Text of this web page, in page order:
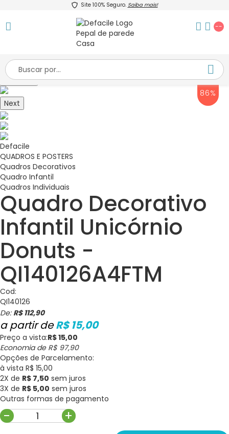
Site 100% Seguro. Saiba mais!
--
Previous
Next
86%
Defacile
QUADROS E POSTERS
Quadros Decorativos
Quadro Infantil
Quadros Individuais
Quadro Decorativo
Infantil Unicórnio
Donuts -
QI140126A4FTM
Cod:
QI140126
De: R$ 112,90
R$ 15,00
Preço a vista:R$ 15,00
Economia de R$ 97,90
Opções de Parcelamento:
à vista R$ 15,00
2X de R$ 7,50 sem juros
3X de R$ 5,00 sem juros
Outras formas de pagamento
- +